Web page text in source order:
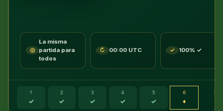
por
nuestro
solucionador
para
que
siempre
◎
La misma
partida para
todos
↻ 00:00 UTC ✓ 100% ✓
1
✓
2
✓
3
✓
4
✓
5
✓
6
♦
7